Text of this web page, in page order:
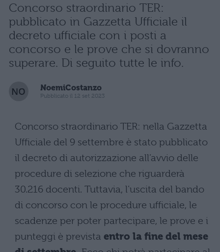
Concorso straordinario TER:
pubblicato in Gazzetta Ufficiale il
decreto ufficiale con i posti a
concorso e le prove che si dovranno
superare. Di seguito tutte le info.
NoemiCostanzo
Pubblicato il 12 set 2023
Concorso straordinario TER: nella Gazzetta
Ufficiale del 9 settembre è stato pubblicato
il decreto di autorizzazione all’avvio delle
procedure di selezione che riguarderà
30.216 docenti. Tuttavia, l’uscita del bando
di concorso con le procedure ufficiale, le
scadenze per poter partecipare, le prove e i
punteggi è prevista entro la fine del mese